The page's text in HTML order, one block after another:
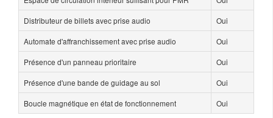
Distributeur de billets avec prise audio
Oui
Automate d'affranchissement avec prise audio
Oui
Présence d'un panneau prioritaire
Oui
Présence d'une bande de guidage au sol
Oui
Boucle magnétique en état de fonctionnement
Oui